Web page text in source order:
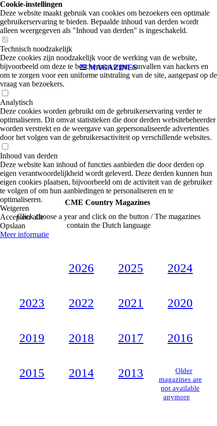
MAGAZINES
CME Magazine
Country Magazine for
Artists and Line
Dancers - since 2001
CME Country Magazines
Click choose a year and click on the button / The magazines
contain the Dutch language
2026 2025 2024
2023 2022 2021 2020
2019 2018 2017 2016
2015 2014 2013
Older
magazines are
not available
anymore
Cookie-instellingen
Deze website maakt gebruik van cookies om bezoekers een optimale
gebruikerservaring te bieden. Bepaalde inhoud van derden wordt
alleen weergegeven als "Inhoud van derden" is ingeschakeld.
Technisch noodzakelijk
Deze cookies zijn noodzakelijk voor de werking van de website,
bijvoorbeeld om deze te beschermen tegen aanvallen van hackers en
om te zorgen voor een uniforme uitstraling van de site, aangepast op de
vraag van bezoekers.
Analytisch
Deze cookies worden gebruikt om de gebruikerservaring verder te
optimaliseren. Dit omvat statistieken die door derden websitebeheerder
worden verstrekt en de weergave van gepersonaliseerde advertenties
door het volgen van de gebruikersactiviteit op verschillende websites.
Inhoud van derden
Deze website kan inhoud of functies aanbieden die door derden op
eigen verantwoordelijkheid wordt geleverd. Deze derden kunnen hun
eigen cookies plaatsen, bijvoorbeeld om de activiteit van de gebruiker
te volgen of om hun aanbiedingen te personaliseren en te
optimaliseren.
Weigeren
Accepteer alle
Opslaan
Meer informatie